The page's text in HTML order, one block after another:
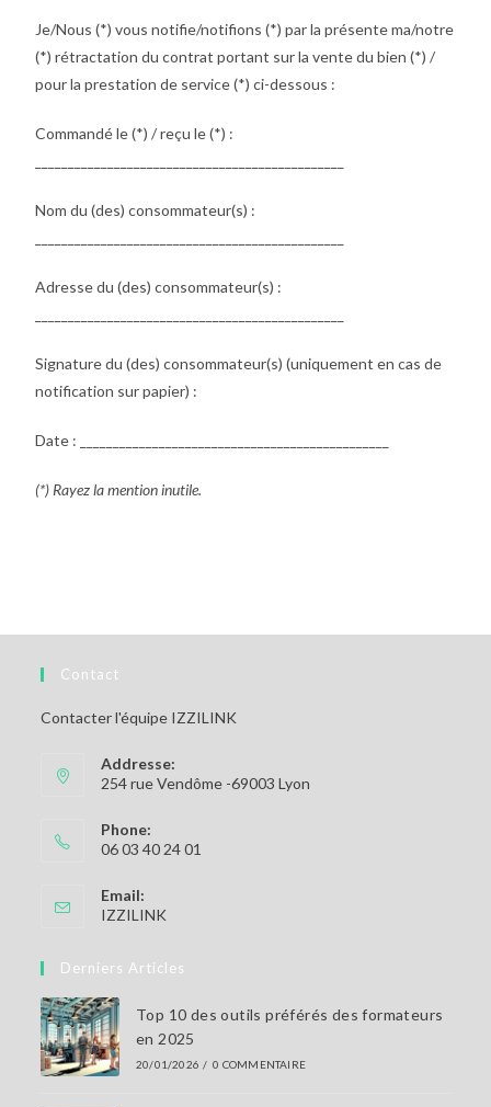
Je/Nous (*) vous notifie/notifions (*) par la présente ma/notre
(*) rétractation du contrat portant sur la vente du bien (*) /
pour la prestation de service (*) ci-dessous :
Commandé le (*) / reçu le (*) :
Nom du (des) consommateur(s) :
Adresse du (des) consommateur(s) :
Signature du (des) consommateur(s) (uniquement en cas de
notification sur papier) :
Date : _______________________________________________
(*) Rayez la mention inutile.
Contact
Contacter l'équipe IZZILINK
Addresse:
254 rue Vendôme -69003 Lyon
Phone:
06 03 40 24 01
Email:
IZZILINK
Derniers Articles
Top 10 des outils préférés des formateurs
en 2025
20/01/2026 / 0 COMMENTAIRE